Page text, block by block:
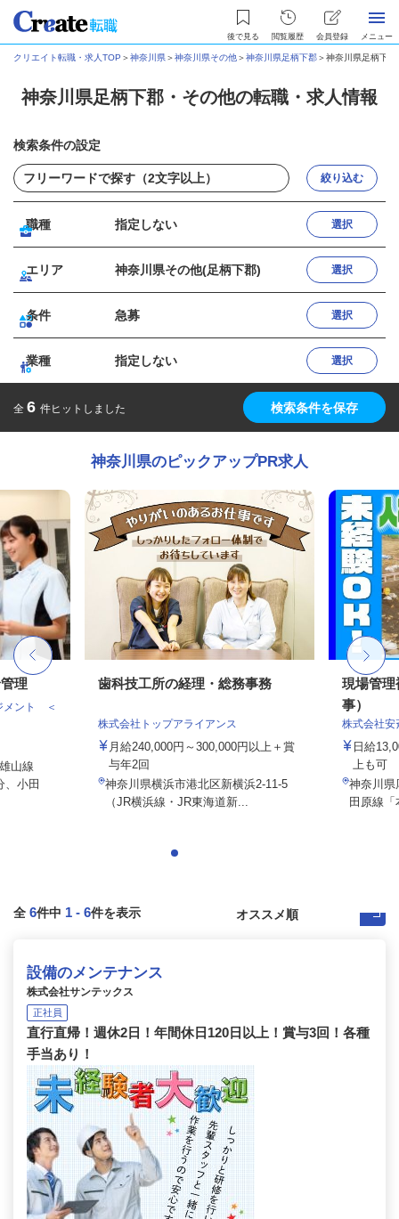
後で見る 閲覧履歴 会員登録 メニュー
クリエイト転職・求人TOP ＞神奈川県＞神奈川県その他＞神奈川県足柄下郡＞神奈川県足柄下
神奈川県足柄下郡・その他の転職・求人情報
検索条件の設定
絞り込む
職種 指定しない 選択
エリア 神奈川県その他(足柄下郡) 選択
条件 急募 選択
業種 指定しない 選択
全 6 件ヒットしました 検索条件を保存
神奈川県のピックアップPR求人
理
メント ＜
山線
、小田
歯科技工所の経理・総務事務
株式会社トップアライアンス
月給240,000円～300,000円以上＋賞
与年2回
神奈川県横浜市港北区新横浜2-11-5
（JR横浜線・JR東海道新...
現場管理
事）
株式会社安
日給
上も可
神奈川県
田原線
全 6件中 1 - 6件を表示
設備のメンテナンス
株式会社サンテックス
正社員
直行直帰！週休2日！年間休日120日以上！賞与3回！各種
手当あり！